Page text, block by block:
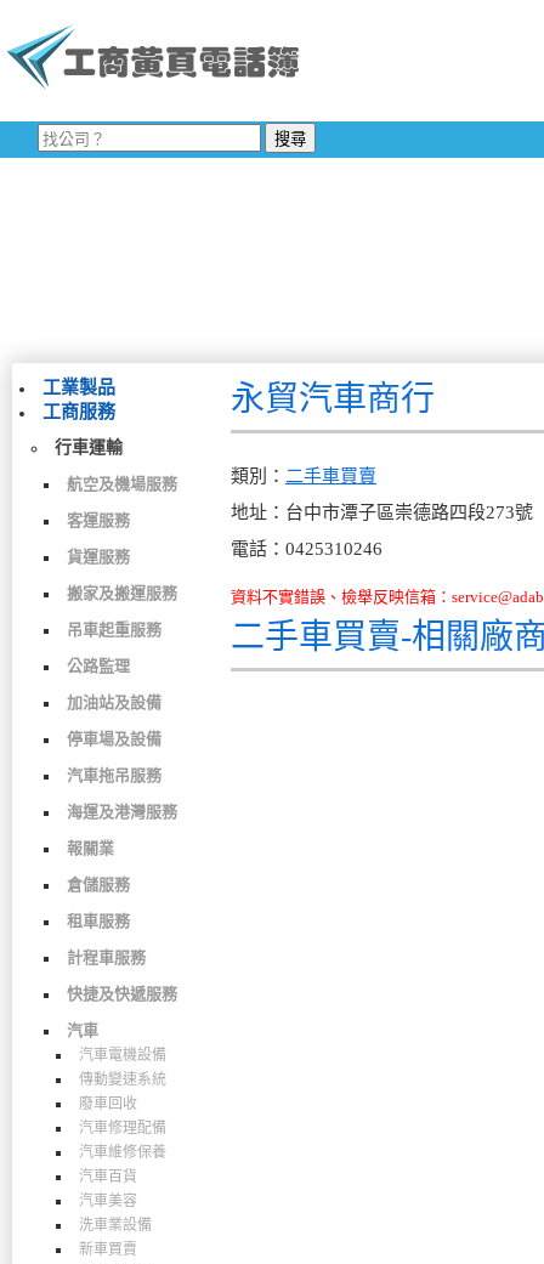
工業製品
工商服務
行車運輸
航空及機場服務
客運服務
貨運服務
搬家及搬運服務
吊車起重服務
公路監理
加油站及設備
停車場及設備
汽車拖吊服務
海運及港灣服務
報關業
倉儲服務
租車服務
計程車服務
快捷及快遞服務
汽車
汽車電機設備
傳動變速系統
廢車回收
汽車修理配備
汽車維修保養
汽車百貨
汽車美容
洗車業設備
新車買賣
永貿汽車商行
類別： 二手車買賣
地址：台中市潭子區崇德路四段273號
電話：0425310246
資料不實錯誤、檢舉反映信箱：
二手車買賣-相關廠